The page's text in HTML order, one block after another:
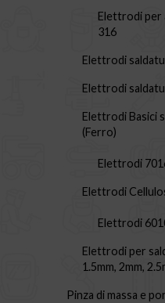
Elettrodi per
316
Elettrodi
Elettrodi
Elettrodi Basici
(Ferro)
Elettrodi
Elettrodi
Elettrodi
Elettrodi per
1.5mm, 2mm,
Pinza di massa e